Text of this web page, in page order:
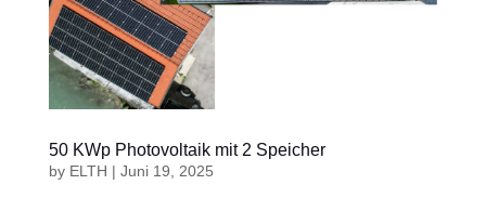
50 KWp Photovoltaik mit 2 Speicher
by ELTH | Juni 19, 2025